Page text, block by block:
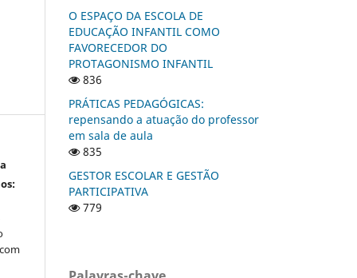
O ESPAÇO DA ESCOLA DE
EDUCAÇÃO INFANTIL COMO
FAVORECEDOR DO
PROTAGONISMO INFANTIL
836
PRÁTICAS PEDAGÓGICAS:
repensando a atuação do professor
em sala de aula
835
GESTOR ESCOLAR E GESTÃO
PARTICIPATIVA
779